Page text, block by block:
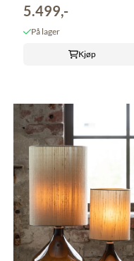
5.499,-
På lager
Kjøp